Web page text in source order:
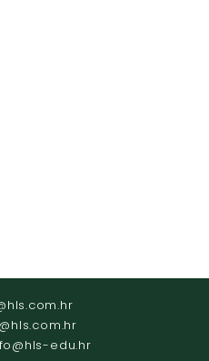
rh.moc.slh
rh.moc.slh
rh.ude-slh